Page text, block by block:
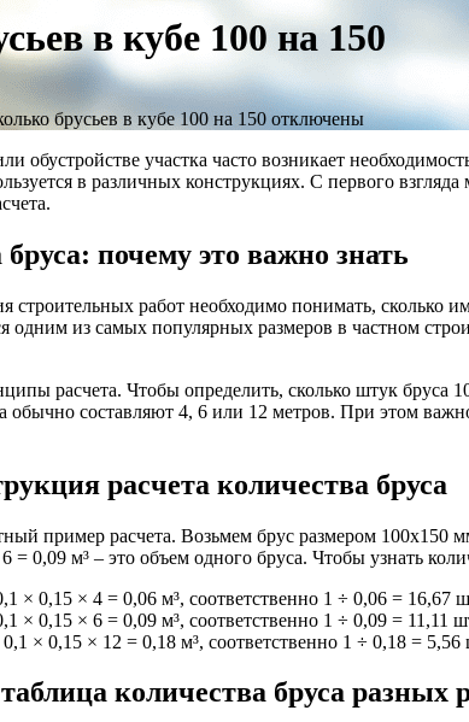
в кубе 100 на 150
брусьев в кубе 100 на 150 отключены
обустройстве участка часто возникает
в различных конструкциях. С первого взгляда
почему это важно знать
строительных работ необходимо понимать, сколько
одним из самых популярных размеров в частном
расчета. Чтобы определить, сколько штук бруса
составляют 4, 6 или 12 метров. При этом
расчета количества бруса
пример расчета. Возьмем брус размером
= 0,09 м³ – это объем одного бруса. Чтобы узнать
× 0,15 × 4 = 0,06 м³, соответственно 1 ÷ 0,06 = 16,67
× 0,15 × 6 = 0,09 м³, соответственно 1 ÷ 0,09 = 11,11
× 0,15 × 12 = 0,18 м³, соответственно 1 ÷ 0,18 = 5,56
количества бруса разных